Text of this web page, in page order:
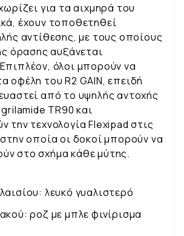
για τα αιχμηρά του
έχουν τοποθετηθεί
αντίθεσης, με τους οποίους
όρασης αυξάνεται
όλοι μπορούν να
οφέλη του R2 GAIN, επειδή
από το υψηλής αντοχής
TR90 και
την τεχνολογία Flexipad στις
οποία οι δοκοί μπορούν να
στο σχήμα κάθε μύτης.
λευκό γυαλιστερό
ροζ με μπλε φινίρισμα